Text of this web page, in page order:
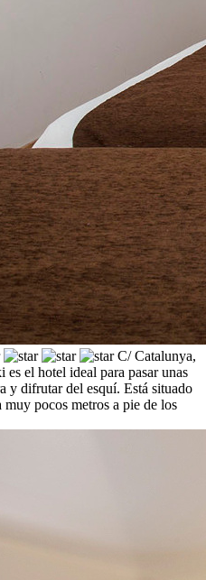
C/ Catalunya,
es el hotel ideal para pasar unas
y difrutar del esquí. Está situado
muy pocos metros a pie de los